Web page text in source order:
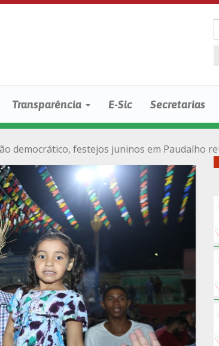
Transparência E-Sic Secretarias
democrático, festejos juninos em Paudalho